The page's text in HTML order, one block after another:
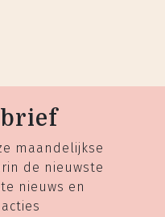
maandelijkse
de nieuwste
nieuws en